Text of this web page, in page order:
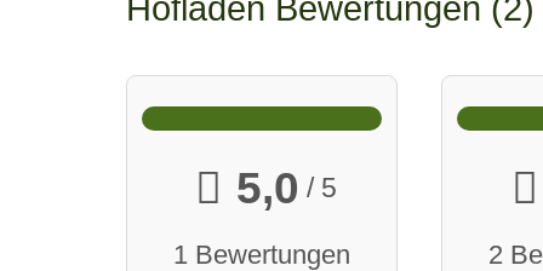
Hofladen Bewertungen 2
5,0 / 5
1 Bewertungen 2